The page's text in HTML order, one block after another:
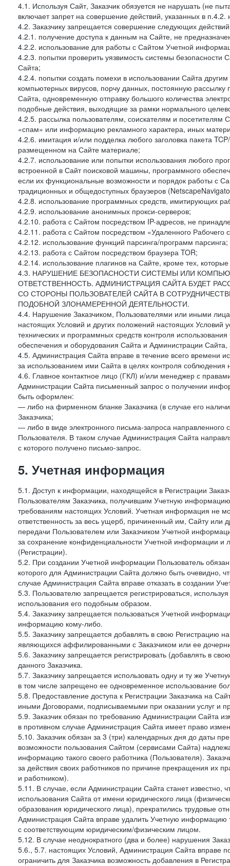
4.1. Используя Сайт, Заказчик обязуется не нарушать (не
включает запрет на совершение действий, указанных в
4.2. Заказчику запрещается совершение следующих
4.2.1. получение доступа к данным на Сайте, не
4.2.2. использование для работы с Сайтом Учетной
4.2.3. попытки проверить уязвимость системы
Сайта;
4.2.4. попытки создать помехи в использовании Сайта
компьютерных вирусов, порчу данных, постоянную
Сайта, одновременную отправку большого количества
подобные действия, выходящие за рамки нормального
4.2.5. рассылка пользователям, соискателям и
«спам» или информацию рекламного характера, иных
4.2.6. имитация и/или подделка любого заголовка пакета
размещенном на Сайте материале;
4.2.7. использование или попытки использования любого
встроенной в Сайт поисковой машины, программного
если их функциональные возможности и порядок работы с
традиционных и общедоступных браузеров
4.2.8. использование программных средств, имитирующих
4.2.9. использование анонимных прокси-серверов;
4.2.10. работа с Сайтом посредством IP-адресов, не
4.2.11. работа с Сайтом посредством «Удаленного Рабочего
4.2.12. использование функций парсинга/программ парсинга;
4.2.13. работа с Сайтом посредством браузера TOR;
4.2.14. использование плагинов на Сайте, кроме тех,
4.3. НАРУШЕНИЕ БЕЗОПАСНОСТИ СИСТЕМЫ ИЛИ
ОТВЕТСТВЕННОСТЬ. АДМИНИСТРАЦИЯ САЙТА БУДЕТ
СО СТОРОНЫ ПОЛЬЗОВАТЕЛЕЙ САЙТА В
ПОДОБНОЙ ЗЛОНАМЕРЕННОЙ ДЕЯТЕЛЬНОСТИ.
4.4. Нарушение Заказчиком, Пользователями или иными
настоящих Условий и других положений настоящих Условий
технических и программных средств контроля
обеспечения и оборудования Сайта и Администрации
4.5. Администрация Сайта вправе в течение всего времени
за использованием ими Сайта в целях контроля
4.6. Главное контактное лицо (ГКЛ) и/или менеджер с
Администрации Сайта письменный запрос о получении
быть оформлен:
— либо на фирменном бланке Заказчика (в случае его
Заказчика;
— либо в виде электронного письма-запроса направленного
Пользователя. В таком случае Администрация Сайта
с которого получено письмо-запрос.
5. Учетная информация
5.1. Доступ к информации, находящейся в Регистрации
Пользователям Заказчика, получившим Учетную
требованиям настоящих Условий. Учетная информация не
ответственность за весь ущерб, причиненный им, Сайту
передачи Пользователем или Заказчиком Учетной
за сохранение конфиденциальности Учетной информации
(Регистрации).
5.2. При создании Учетной информации Пользователь
которого для Администрации Сайта должно быть очевидно,
случае Администрация Сайта вправе отказать в создании
5.3. Пользователю запрещается регистрироваться,
использования его подобным образом.
5.4. Заказчику запрещается пользоваться Учетной
информацию кому-либо.
5.5. Заказчику запрещается добавлять в свою Регистрацию
являющихся аффилированными с Заказчиком или ее
5.6. Заказчику запрещается регистрировать (добавлять в
данного Заказчика.
5.7. Заказчику запрещается использовать одну и ту же
в том числе запрещено ее одновременное использование
5.8. Предоставление доступа к Регистрации Заказчика на
иными Договорами, подписываемыми при оказании услуг и
5.9. Заказчик обязан по требованию Администрации Сайта
в противном случае Администрация Сайта имеет право
5.10. Заказчик обязан за 3 (три) календарных дня до даты
возможности пользования Сайтом (сервисами Сайта)
информацию такого своего работника (Пользователя).
за действия своих работников по причине прекращения их
и работником).
5.11. В случае, если Администрации Сайта станет
использования Сайта от имени юридического лица
образования юридического лица), прекратились трудовые
Администрация Сайта вправе удалить Учетную информацию
с соответствующим юридическим/физическим лицом.
5.12. В случае неоднократного (два и более) нарушения
5.6., 5.7. настоящих Условий, Администрация Сайта вправе
ограничить для Заказчика возможность добавления в